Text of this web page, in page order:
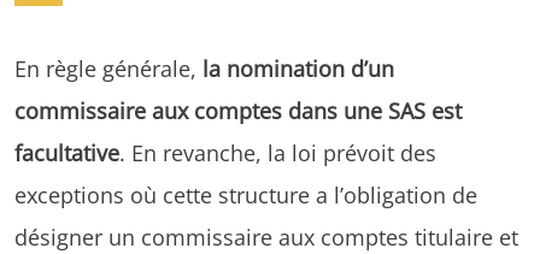
En règle générale, la nomination d’un
commissaire aux comptes dans une SAS est
facultative. En revanche, la loi prévoit des
exceptions où cette structure a l’obligation de
désigner un commissaire aux comptes titulaire et